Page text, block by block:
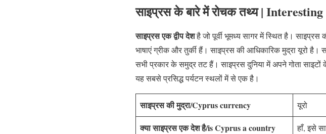
साइप्रस के बारे में रोचक तथ्य |
साइप्रस एक द्वीप देशहै जो पूर्वी भूमध्य सागर में स्थित है। साइप्रस
भाषाएं ग्रीक और तुर्की हैं। साइप्रस की आधिकारिक मुद्रा यूरो
सभी प्रकार के समुद्र तट हैं। साइप्रस दुनिया में अपने गोता
यह सबसे प्रसिद्ध पर्यटन स्थलों में से एक है।
साइप्रस की मुद्रा/Cyprus currency यूरो
क्या साइप्रस एक देश है/is Cyprus a country हाँ, इसे